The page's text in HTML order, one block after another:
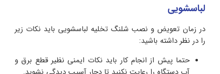
لباسشویی
در زمان تعویض و نصب شلنگ تخلیه لباسشویی باید نکات زیر
را در نظر داشته باشید:
حتما پیش از انجام کار باید نکات ایمنی نظیر قطع برق و